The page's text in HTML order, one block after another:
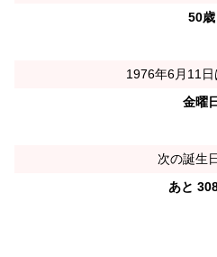
50歳
1976年6月11日
金曜日
次の誕生
あと